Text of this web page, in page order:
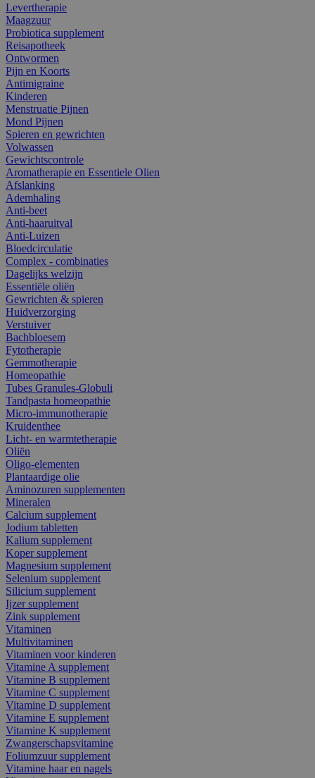
Levertherapie
Maagzuur
Probiotica supplement
Reisapotheek
Ontwormen
Pijn en Koorts
Antimigraine
Kinderen
Menstruatie Pijnen
Mond Pijnen
Spieren en gewrichten
Volwassen
Gewichtscontrole
Aromatherapie en Essentiele Olien
Afslanking
Ademhaling
Anti-beet
Anti-haaruitval
Anti-Luizen
Bloedcirculatie
Complex - combinaties
Dagelijks welzijn
Essentiële oliën
Gewrichten & spieren
Huidverzorging
Verstuiver
Bachbloesem
Fytotherapie
Gemmotherapie
Homeopathie
Tubes Granules-Globuli
Tandpasta homeopathie
Micro-immunotherapie
Kruidenthee
Licht- en warmtetherapie
Oliën
Oligo-elementen
Plantaardige olie
Aminozuren supplementen
Mineralen
Calcium supplement
Jodium tabletten
Kalium supplement
Koper supplement
Magnesium supplement
Selenium supplement
Silicium supplement
Ijzer supplement
Zink supplement
Vitaminen
Multivitaminen
Vitaminen voor kinderen
Vitamine A supplement
Vitamine B supplement
Vitamine C supplement
Vitamine D supplement
Vitamine E supplement
Vitamine K supplement
Zwangerschapsvitamine
Foliumzuur supplement
Vitamine haar en nagels